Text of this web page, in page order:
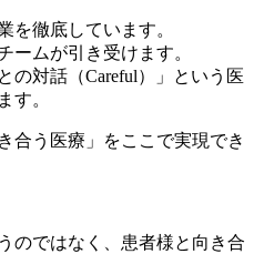
を徹底しています。
ームが引き受けます。
の対話（Careful）」という医
す。
合う医療」をここで実現でき
のではなく、患者様と向き合